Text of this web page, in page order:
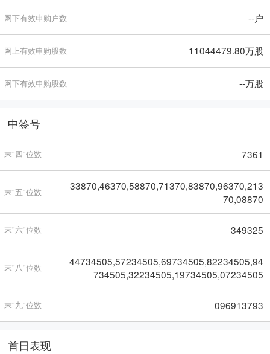
网下有效申购户数 --户
网上有效申购股数 11044479.80万股
网下有效申购股数 --万股
中签号
末"四"位数 7361
末"五"位数
33870,46370,58870,71370,83870,96370,213
70,08870
末"六"位数 349325
末"八"位数
44734505,57234505,69734505,82234505,94
734505,32234505,19734505,07234505
末"九"位数 096913793
首日表现